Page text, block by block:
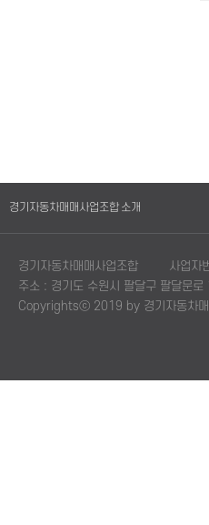
경기자동차매매사업조합 소개
경기자동차매매사업조합
사업
주소 : 경기도 수원시 팔달구 팔달문
Copyrightsⓒ 2019 by 경기자동차